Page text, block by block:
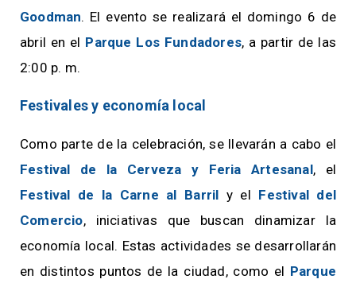
Goodman. El evento se realizará el domingo 6 de
abril en el Parque Los Fundadores, a partir de las
2:00 p. m.
Festivales y economía local
Como parte de la celebración, se llevarán a cabo el
Festival de la Cerveza y Feria Artesanal, el
Festival de la Carne al Barril y el Festival del
Comercio, iniciativas que buscan dinamizar la
economía local. Estas actividades se desarrollarán
en distintos puntos de la ciudad, como el Parque